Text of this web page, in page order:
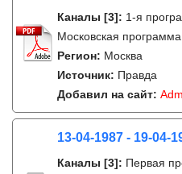
Каналы [3]: 1-я
Московская программа
Регион: Москва
Источник: Правда
Добавил на сайт:
13-04-1987 - 19-04-
Каналы [3]: Первая